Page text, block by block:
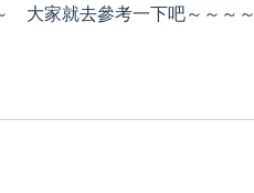
大家就去參考一下吧～～～～